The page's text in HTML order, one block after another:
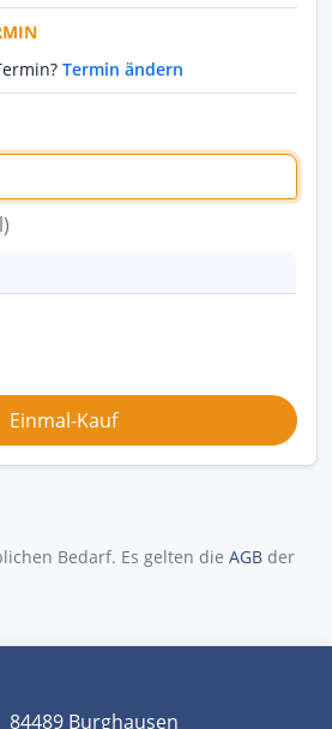
Termin ändern
Bedarf. Es gelten die AGB der
Burghausen